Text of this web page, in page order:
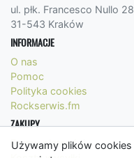
Używamy plików cookies
ul. płk. Francesco Nullo
31-543 Kraków
INFORMACJE
O nas
Pomoc
Polityka cookies
Rockserwis.fm
ZAKUPY
Formy płatności